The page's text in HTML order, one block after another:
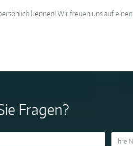
kennen! Wir freuen uns auf einen
Fragen?